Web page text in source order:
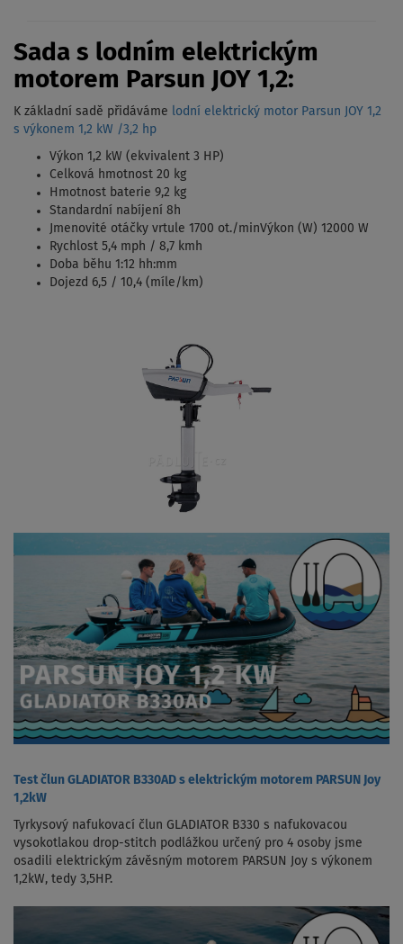
Sada s lodním elektrickým
motorem Parsun JOY 1,2:
K základní sadě přidáváme lodní elektrický motor Parsun JOY 1,2
s výkonem 1,2 kW /3,2 hp
Výkon 1,2 kW (ekvivalent 3 HP)
Celková hmotnost 20 kg
Hmotnost baterie 9,2 kg
Standardní nabíjení 8h
Jmenovité otáčky vrtule 1700 ot./minVýkon (W) 12000 W
Rychlost 5,4 mph / 8,7 kmh
Doba běhu 1:12 hh:mm
Dojezd 6,5 / 10,4 (míle/km)
Test člun GLADIATOR B330AD s elektrickým motorem PARSUN Joy
1,2kW
Tyrkysový nafukovací člun GLADIATOR B330 s nafukovacou
vysokotlakou drop-stitch podlážkou určený pro 4 osoby jsme
osadili elektrickým závěsným motorem PARSUN Joy s výkonem
1,2kW, tedy 3,5HP.